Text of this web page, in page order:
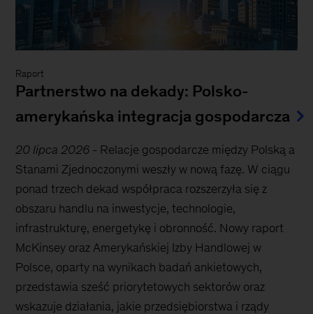
Raport
Partnerstwo na dekady: Polsko-
amerykańska integracja gospodarcza
20 lipca 2026 - Relacje gospodarcze między Polską a
Stanami Zjednoczonymi weszły w nową fazę. W ciągu
ponad trzech dekad współpraca rozszerzyła się z
obszaru handlu na inwestycje, technologie,
infrastrukturę, energetykę i obronność. Nowy raport
McKinsey oraz Amerykańskiej Izby Handlowej w
Polsce, oparty na wynikach badań ankietowych,
przedstawia sześć priorytetowych sektorów oraz
wskazuje działania, jakie przedsiębiorstwa i rządy